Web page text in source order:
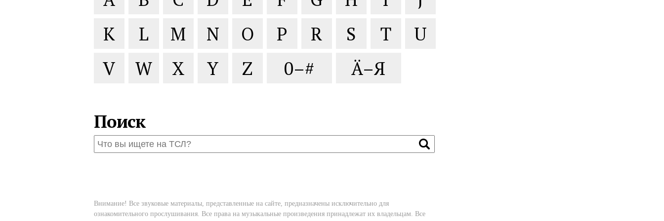
K
L M N O P R S T
U
V
W X Y Z 0–# Ä–Я
Поиск
Внимание! Все звуковые материалы, представленные на сайте, предназначены исключительно для
ознакомительного прослушивания. Все права на музыкальные произведения принадлежат их владельцам. Все